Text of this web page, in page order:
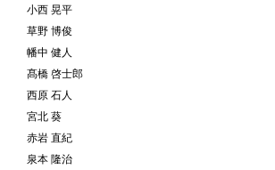
小西 晃平
草野 博俊
幡中 健人
髙橋 啓士郎
西原 石人
宮北 葵
赤岩 直紀
泉本 隆治